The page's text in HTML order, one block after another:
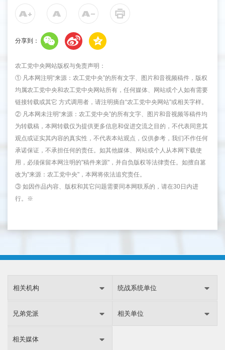
分享到：
农工党中央网站版权与免责声明：
① 凡本网注明“来源：农工党中央”的所有文字、图片和音视频稿件，版权
均属农工党中央和农工党中央网站所有，任何媒体、网站或个人如有需要
链接转载或其它 方式调用者，请注明摘自“农工党中央网站”或相关字样。
② 凡本网未注明“来源：农工党中央”的所有文字、图片和音视频等稿件均
为转载稿，本网转载仅为提供更多信息和促进交流之目的，不代表同意其
观点或证实其内容的真实性，不代表本站观点，仅供参考，我们不作任何
承诺保证，不承担任何的责任。如其他媒体、网站或个人从本网下载使
用，必须保留本网注明的"稿件来源"，并自负版权等法律责任。如擅自篡
改为"来源：农工党中央"，本网将依法追究责任。
③ 如因作品内容、版权和其它问题需要同本网联系的，请在30日内进
行。※
相关机构 统战系统单位
兄弟党派 相关单位
相关媒体